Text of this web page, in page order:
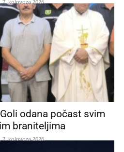
7. kolovoza 2026.
odana počast svim
braniteljima
7. kolovoza 2026.